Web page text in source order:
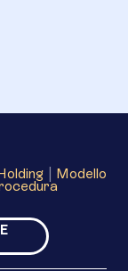
| Modello